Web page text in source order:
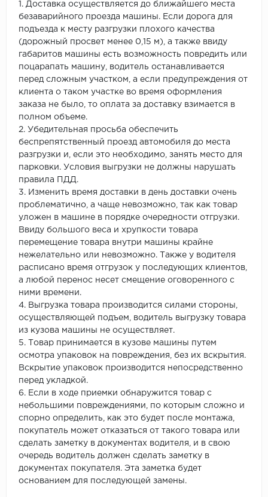
1. Доставка осуществляется до ближайшего места
безаварийного проезда машины. Если дорога для
подъезда к месту разгрузки плохого качества
(дорожный просвет менее 0,15 м), а также ввиду
габаритов машины есть возможность повредить или
поцарапать машину, водитель останавливается
перед сложным участком, а если предупреждения от
клиента о таком участке во время оформления
заказа не было, то оплата за доставку взимается в
полном объеме.
2. Убедительная просьба обеспечить
беспрепятственный проезд автомобиля до места
разгрузки и, если это необходимо, занять место для
парковки. Условия выгрузки не должны нарушать
правила ПДД.
3. Изменить время доставки в день доставки очень
проблематично, а чаще невозможно, так как товар
уложен в машине в порядке очередности отгрузки.
Ввиду большого веса и хрупкости товара
перемещение товара внутри машины крайне
нежелательно или невозможно. Также у водителя
расписано время отгрузок у последующих клиентов,
а любой перенос несет смещение оговоренного с
ними времени.
4. Выгрузка товара производится силами стороны,
осуществляющей подъем, водитель выгрузку товара
из кузова машины не осуществляет.
5. Товар принимается в кузове машины путем
осмотра упаковок на повреждения, без их вскрытия.
Вскрытие упаковок производится непосредственно
перед укладкой.
6. Если в ходе приемки обнаружится товар с
небольшими повреждениями, по которым сложно и
спорно определить, как это будет после монтажа,
покупатель может отказаться от такого товара или
сделать заметку в документах водителя, и в свою
очередь водитель должен сделать заметку в
документах покупателя. Эта заметка будет
основанием для последующей замены.